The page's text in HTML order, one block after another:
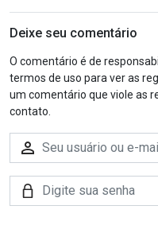
Deixe seu comentário
O comentário é de
termos de uso para ver as
um comentário que viole as
contato.